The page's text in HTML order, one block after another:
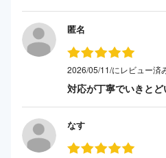
匿名
2026/05/11/にレビュー済
対応が丁寧でいきとど
なす